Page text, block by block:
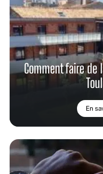
Comment faire de
En